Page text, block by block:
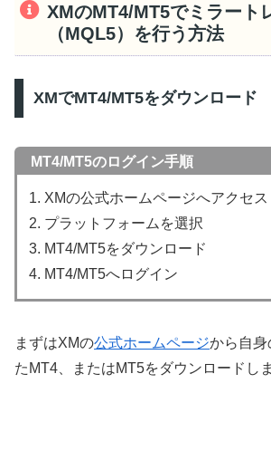
XMのMT4/MT5でミラート
（MQL5）を行う方法
XMでMT4/MT5をダウンロード
MT4/MT5のログイン手順
1. XMの公式ホームページへアクセス
2. プラットフォームを選択
3. MT4/MT5をダウンロード
4. MT4/MT5へログイン
まずはXMの公式ホームページから自身
たMT4、またはMT5をダウンロードし